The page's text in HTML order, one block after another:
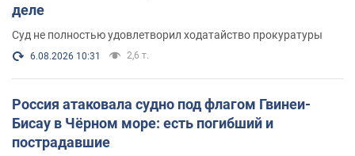
деле
Суд не полностью удовлетворил ходатайство прокуратуры
6.08.2026 10:31 2,6 т.
Россия атаковала судно под флагом Гвинеи-
Бисау в Чёрном море: есть погибший и
пострадавшие